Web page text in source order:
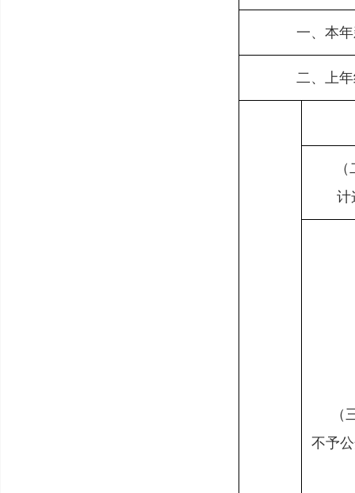
一、本
二、上
计
（
不予